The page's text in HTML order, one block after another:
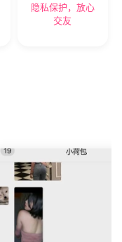
隐私保护，放心
交友